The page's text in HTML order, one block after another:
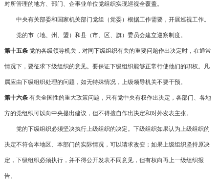
对所管理的地方、部门、企事业单位党组织实现巡视全覆盖。
中央有关部委和国家机关部门党组（党委）根据工作需要，开展巡视工作。
党的市（地、州、盟）和县（市、区、旗）委员会建立巡察制度。
第十五条 党的各级领导机关，对同下级组织有关的重要问题作出决定时，在通常
情况下，要征求下级组织的意见。要保证下级组织能够正常行使他们的职权。凡
属应由下级组织处理的问题，如无特殊情况，上级领导机关不要干预。
第十六条 有关全国性的重大政策问题，只有党中央有权作出决定，各部门、各地
方的党组织可以向中央提出建议，但不得擅自作出决定和对外发表主张。
党的下级组织必须坚决执行上级组织的决定。下级组织如果认为上级组织的
决定不符合本地区、本部门的实际情况，可以请求改变；如果上级组织坚持原决
定，下级组织必须执行，并不得公开发表不同意见，但有权向再上一级组织报
告。